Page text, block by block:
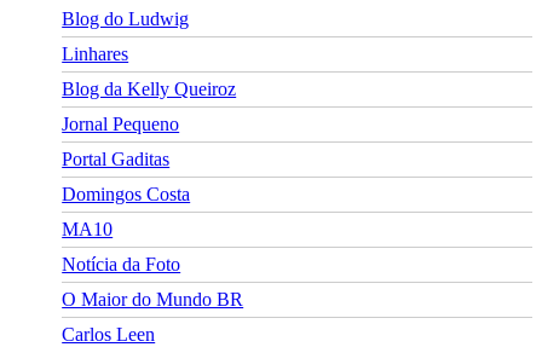
Blog do Ludwig
Linhares
Blog da Kelly Queiroz
Jornal Pequeno
Portal Gaditas
Domingos Costa
MA10
Notícia da Foto
O Maior do Mundo BR
Carlos Leen